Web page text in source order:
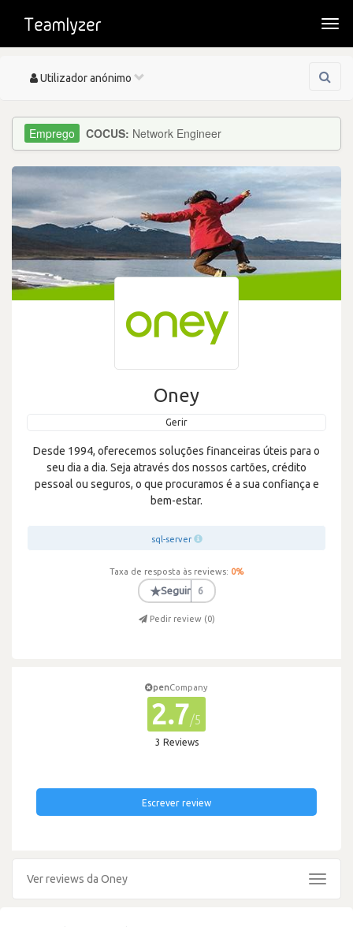
Toggle
Utilizador anónimo
COCUS: Network Engineer
Oney
Gerir
Desde 1994, oferecemos soluções financeiras úteis para o
seu dia a dia. Seja através dos nossos cartões, crédito
pessoal ou seguros, o que procuramos é a sua confiança e
bem-estar.
sql-server
Taxa de resposta às reviews: 0%
★Seguir 6
Pedir review (0)
penCompany
2.7/5
3 Reviews
Escrever review
Ver reviews da Oney
Toggle